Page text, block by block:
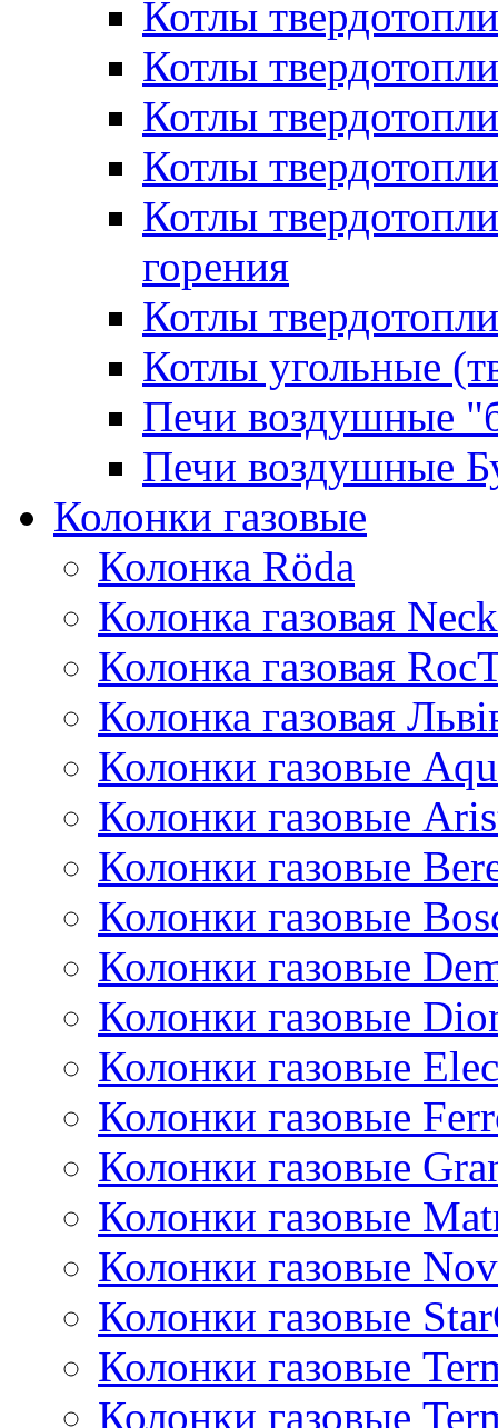
Котлы
Котлы
Котлы
Котлы
Котлы
горения
Котлы
Котлы угольные
Печи воздушные
Печи воздушные
Колонки газовые
Колонка Rӧda
Колонка газовая
Колонка газовая
Колонка газовая
Колонки газовые
Колонки газовые
Колонки газовые
Колонки газовые
Колонки газовые
Колонки газовые
Колонки газовые
Колонки газовые
Колонки газовые
Колонки газовые
Колонки газовые
Колонки газовые
Колонки газовые
Колонки газовые